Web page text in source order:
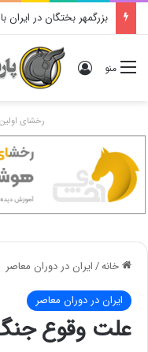
بزرگمهر بختگان در ایران
منو ورود
رخشای
خانه/ایران در دوران معاصر
ایران در دوران معاصر
علت وقوع